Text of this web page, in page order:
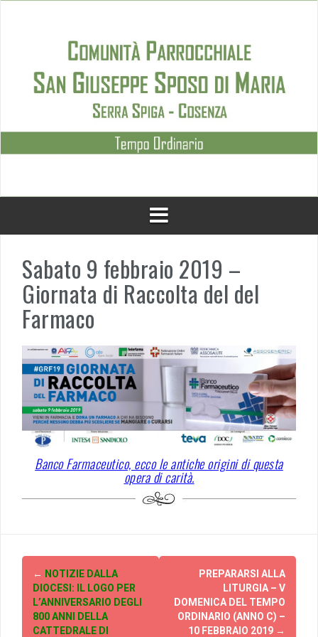
Sabato 9 febbraio 2019 –
Giornata di Raccolta del del
Farmaco
Banco Farmaceutico, ecco le antiche origini di questa
opera di carità.
Post
navigation
← NOTIZIE DALLA
DIOCESI: IL LOGO PER
L’ANNIVERSARIO DEGLI
800 ANNI DELLA
CATTEDRALE DI
PREPARARSI ALLA
LITURGIA – V
DOMENICA DEL TEMPO
ORDINARIO (ANNO C) –
10 FEBBRAIO 2019 →